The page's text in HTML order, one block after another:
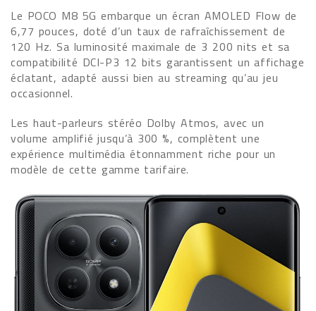
Le POCO M8 5G embarque un écran AMOLED Flow de
6,77 pouces, doté d’un taux de rafraîchissement de
120 Hz. Sa luminosité maximale de 3 200 nits et sa
compatibilité DCI-P3 12 bits garantissent un affichage
éclatant, adapté aussi bien au streaming qu’au jeu
occasionnel.
Les haut-parleurs stéréo Dolby Atmos, avec un
volume amplifié jusqu’à 300 %, complètent une
expérience multimédia étonnamment riche pour un
modèle de cette gamme tarifaire.